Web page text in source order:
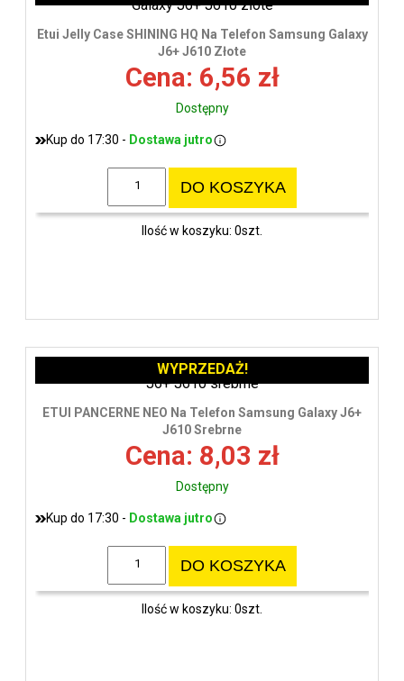
Etui Jelly Case SHINING HQ Na Telefon Samsung Galaxy
J6+ J610 Złote
Cena: 6,56 zł
Dostępny
Kup do 17:30 - Dostawa jutro
DO KOSZYKA
Ilość w koszyku: 0szt.
ETUI PANCERNE NEO Na Telefon Samsung Galaxy J6+
J610 Srebrne
Cena: 8,03 zł
Dostępny
Kup do 17:30 - Dostawa jutro
DO KOSZYKA
Ilość w koszyku: 0szt.
WYPRZEDAŻ!